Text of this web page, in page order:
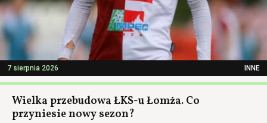
7 sierpnia 2026 INNE
Wielka przebudowa ŁKS-u Łomża. Co
przyniesie nowy sezon?